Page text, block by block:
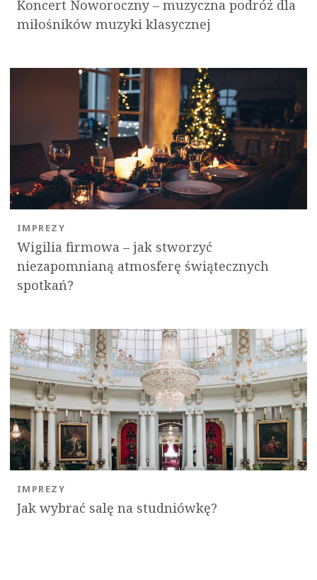
Koncert Noworoczny – muzyczna podróż dla
miłośników muzyki klasycznej
Wigilia firmowa – jak stworzyć
niezapomnianą atmosferę świątecznych
spotkań?
IMPREZY
Jak wybrać salę na studniówkę?
IMPREZY